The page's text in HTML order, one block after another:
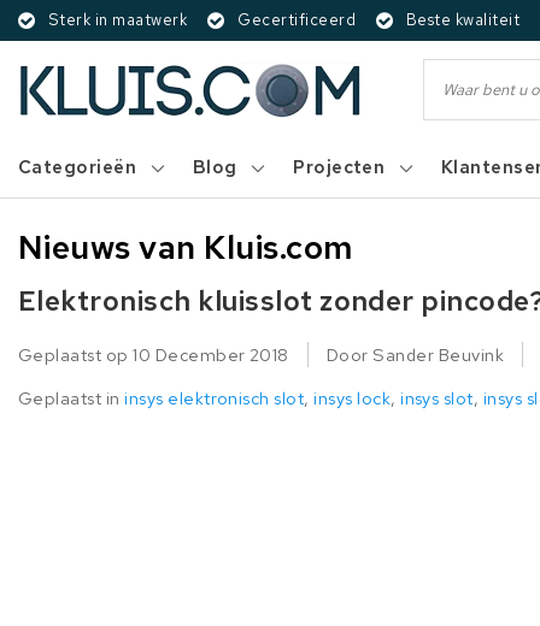
Sterk in maatwerk Gecertificeerd Beste kwaliteit
Categorieën Blog Projecten
Nieuws van Kluis.com
Elektronisch kluisslot zonder
Geplaatst op10 December 2018
Door Sander Beuvink
Geplaatst ininsys elektronisch slot,insys lock,insys slot, insys